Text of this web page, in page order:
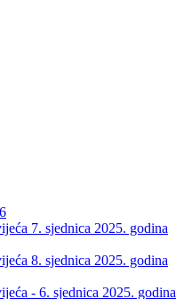
7. sjednica 2025. godina
8. sjednica 2025. godina
- 6. sjednica 2025. godina